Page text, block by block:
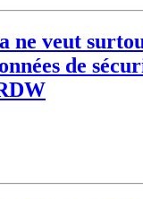
ne veut
de